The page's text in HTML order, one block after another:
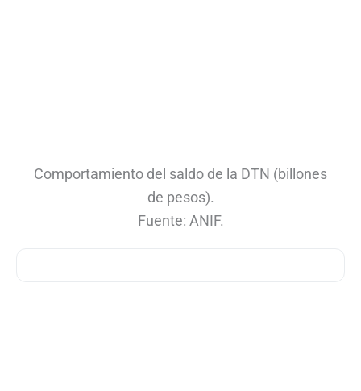
Comportamiento del saldo de la DTN (billones
de pesos).
Fuente: ANIF.